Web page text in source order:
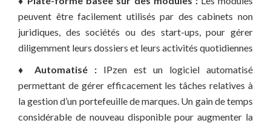
peuvent être facilement utilisés par des cabinets non
juridiques, des sociétés ou des start-ups, pour gérer
diligemment leurs dossiers et leurs activités quotidiennes
♦ Automatisé : IPzen est un logiciel automatisé
permettant de gérer efficacement les tâches relatives à
la gestion d’un portefeuille de marques. Un gain de temps
considérable de nouveau disponible pour augmenter la